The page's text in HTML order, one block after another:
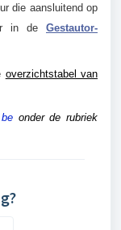
die aansluitend op
in de Gestautor-
overzichtstabel van
onder de rubriek